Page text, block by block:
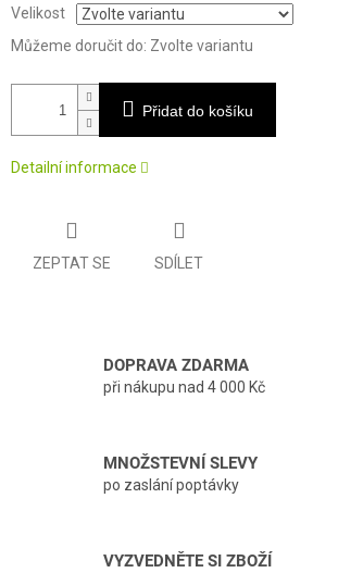
Velikost
Můžeme doručit do: Zvolte variantu
Přidat do košíku
Detailní informace
ZEPTAT SE SDÍLET
DOPRAVA ZDARMA
při nákupu nad 4 000 Kč
MNOŽSTEVNÍ SLEVY
po zaslání poptávky
VYZVEDNĚTE SI ZBOŽÍ